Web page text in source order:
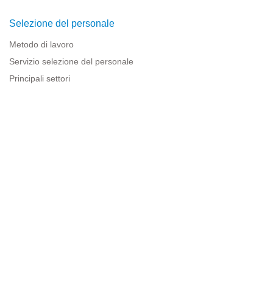
Selezione del personale
Metodo di lavoro
Servizio selezione del personale
Principali settori